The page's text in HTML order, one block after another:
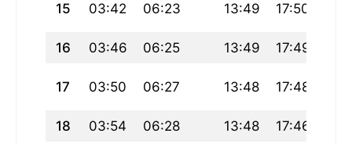
15 03:42 06:23 13:49 17:50
16 03:46 06:25 13:49 17:49
17 03:50 06:27 13:48 17:48
18 03:54 06:28 13:48 17:46